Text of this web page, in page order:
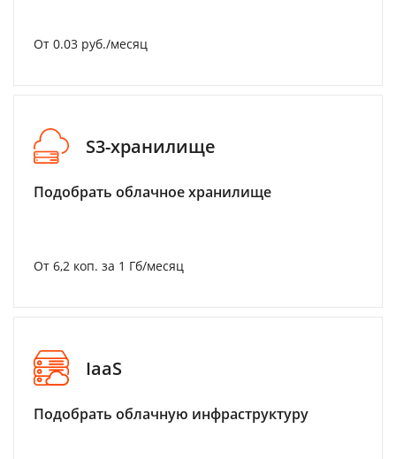
От 0.03 руб./месяц
S3-хранилище
Подобрать облачное хранилище
От 6,2 коп. за 1 Гб/месяц
IaaS
Подобрать облачную инфраструктуру